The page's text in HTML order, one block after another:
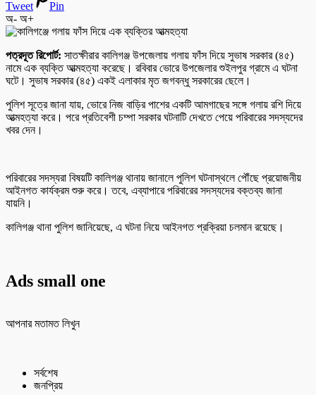
Tweet
Pin
অ- অ+
পত্রদূত রিপোর্ট: সাতক্ষীরার কালিগঞ্জ উপজেলায় গলায় ফাঁস দিয়ে সুভাষ সরকার (৪৫)
নামে এক ব্যক্তি আত্মহত্যা করেছে। রবিবার ভোরে উপজেলার শুইলপুর গ্রামে এ ঘটনা
ঘটে। সুভাষ সরকার (৪৫) একই এলাকার মৃত জগবন্ধু সরকারের ছেলে।
পুলিশ সূত্রে জানা যায়, ভোরে নিজ বাড়ির পাশের একটি আমগাছের সঙ্গে গলায় রশি দিয়ে
আত্মহত্যা করে। পরে প্রতিবেশী চম্পা সরকার ঘটনাটি দেখতে পেয়ে পরিবারের সদস্যদের
খবর দেন।
পরিবারের সদস্যরা বিষয়টি কালিগঞ্জ থানায় জানালে পুলিশ ঘটনাস্থলে পৌঁছে প্রয়োজনীয়
আইনগত কার্যক্রম শুরু করে। তবে, এব্যাপারে পরিবারের সদস্যদের বক্তব্য জানা
যায়নি।
কালিগঞ্জ থানা পুলিশ জানিয়েছে, এ ঘটনা নিয়ে আইনগত প্রক্রিয়া চলমান রয়েছে।
Ads small one
আপনার মতামত লিখুন
সর্বশেষ
জনপ্রিয়